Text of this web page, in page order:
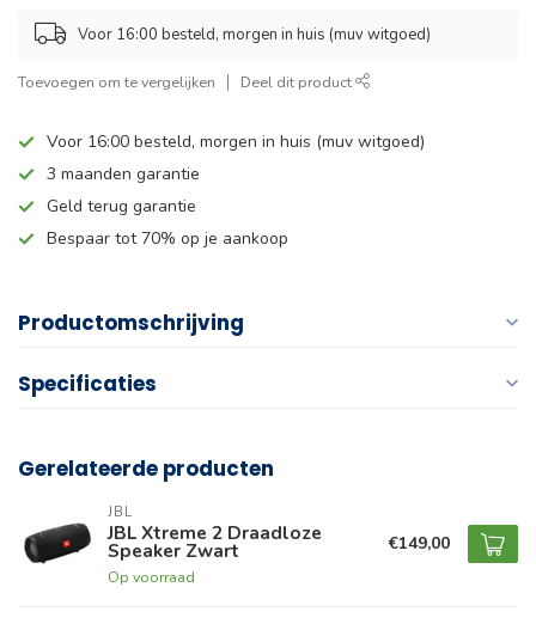
Voor 16:00 besteld, morgen in huis (muv witgoed)
Toevoegen om te vergelijken Deel dit product
Voor 16:00 besteld, morgen in huis (muv witgoed)
3 maanden garantie
Geld terug garantie
Bespaar tot 70% op je aankoop
Productomschrijving
Specificaties
Gerelateerde producten
JBL
JBL Xtreme 2 Draadloze
Speaker Zwart
Op voorraad
€149,00